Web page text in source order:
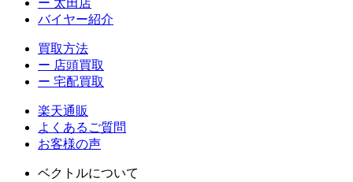
ー 太田店
バイヤー紹介
買取方法
ー 店頭買取
ー 宅配買取
楽天通販
よくあるご質問
お客様の声
ベクトルについて